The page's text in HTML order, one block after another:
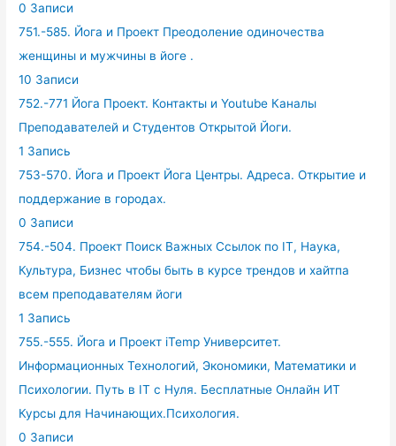
0 Записи
751.-585. Йога и Проект Преодоление одиночества
женщины и мужчины в йоге .
10 Записи
752.-771 Йога Проект. Контакты и Youtube Каналы
Преподавателей и Студентов Открытой Йоги.
1 Запись
753-570. Йога и Проект Йога Центры. Адреса. Открытие и
поддержание в городах.
0 Записи
754.-504. Проект Поиск Важных Ссылок по IT, Наука,
Культура, Бизнес чтобы быть в курсе трендов и хайтпа
всем преподавателям йоги
1 Запись
755.-555. Йога и Проект iTemp Университет.
Информационных Технологий, Экономики, Математики и
Психологии. Путь в IT с Нуля. Бесплатные Онлайн ИТ
Курсы для Начинающих.Психология.
0 Записи